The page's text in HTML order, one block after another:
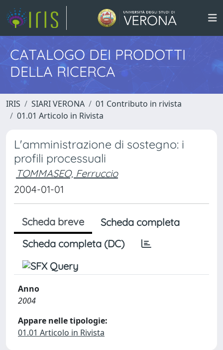
CATALOGO DEI PRODOTTI
DELLA RICERCA
IRIS SIARI VERONA
01 Contributo in rivista
01.01 Articolo in Rivista
L'amministrazione di sostegno: i
profili processuali
TOMMASEO, Ferruccio
2004-01-01
Scheda breve
Scheda completa
Scheda completa (DC)
Anno
2004
Appare nelle tipologie:
01.01 Articolo in Rivista